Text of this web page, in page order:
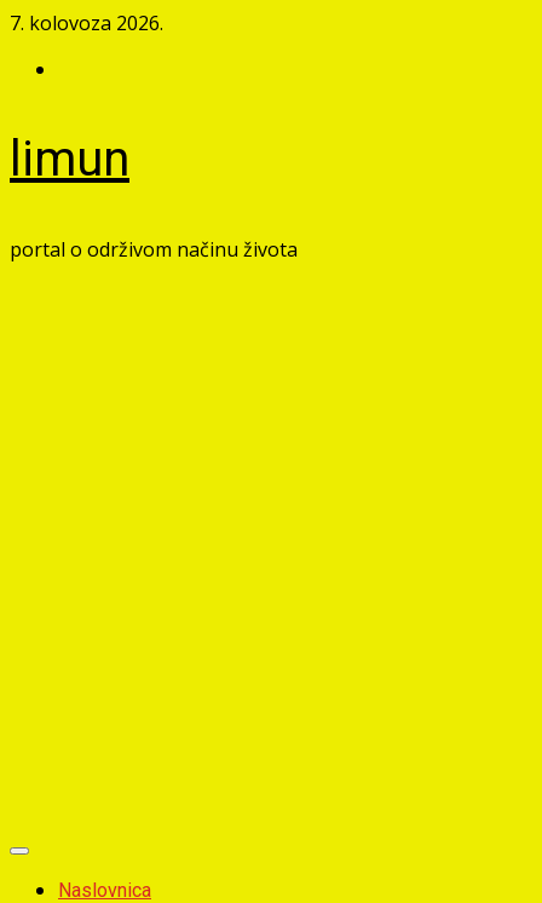
Skip
content
7. kolovoza 2026.
limun
portal o održivom načinu života
Primary
MenuNaslovnica